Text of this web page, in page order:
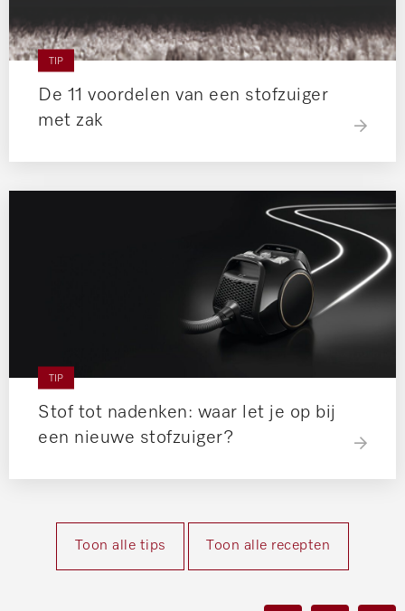
TIP
De 11 voordelen van een stofzuiger
met zak
TIP
Stof tot nadenken: waar let je op bij
een nieuwe stofzuiger?
Toon alle tips Toon alle recepten